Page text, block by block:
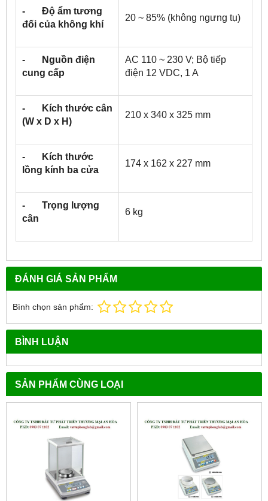
- Độ ẩm tương
đối của không khí
20 ~ 85% (không ngưng tụ)
- Nguồn điện
cung cấp
AC 110 ~ 230 V; Bộ tiếp
điện 12 VDC, 1 A
- Kích thước cân
(W x D x H)
210 x 340 x 325 mm
- Kích thước
lồng kính ba cửa
174 x 162 x 227 mm
- Trọng lượng
cân
6 kg
ĐÁNH GIÁ SẢN PHẨM
Bình chọn sản phẩm:
BÌNH LUẬN
SẢN PHẨM CÙNG LOẠI